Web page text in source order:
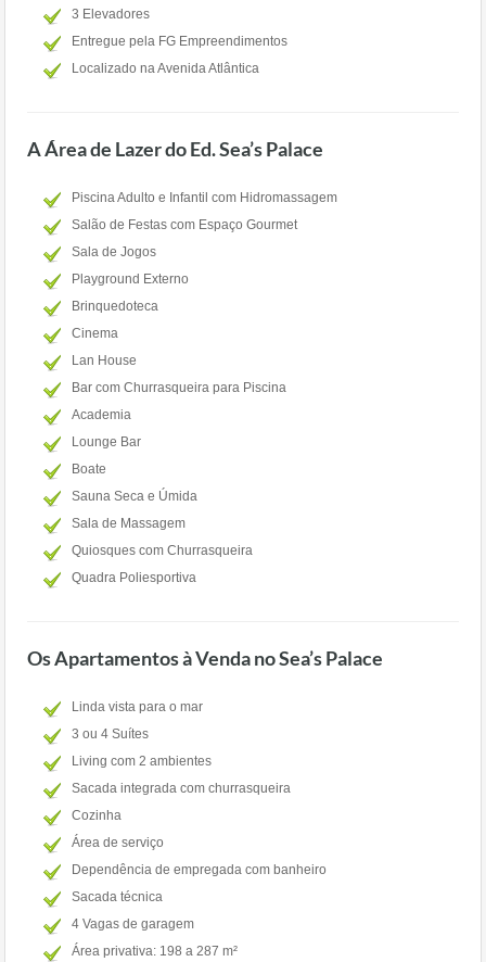
3 Elevadores
Entregue pela FG Empreendimentos
Localizado na Avenida Atlântica
A Área de Lazer do Ed. Sea’s Palace
Piscina Adulto e Infantil com Hidromassagem
Salão de Festas com Espaço Gourmet
Sala de Jogos
Playground Externo
Brinquedoteca
Cinema
Lan House
Bar com Churrasqueira para Piscina
Academia
Lounge Bar
Boate
Sauna Seca e Úmida
Sala de Massagem
Quiosques com Churrasqueira
Quadra Poliesportiva
Os Apartamentos à Venda no Sea’s Palace
Linda vista para o mar
3 ou 4 Suítes
Living com 2 ambientes
Sacada integrada com churrasqueira
Cozinha
Área de serviço
Dependência de empregada com banheiro
Sacada técnica
4 Vagas de garagem
Área privativa: 198 a 287 m²